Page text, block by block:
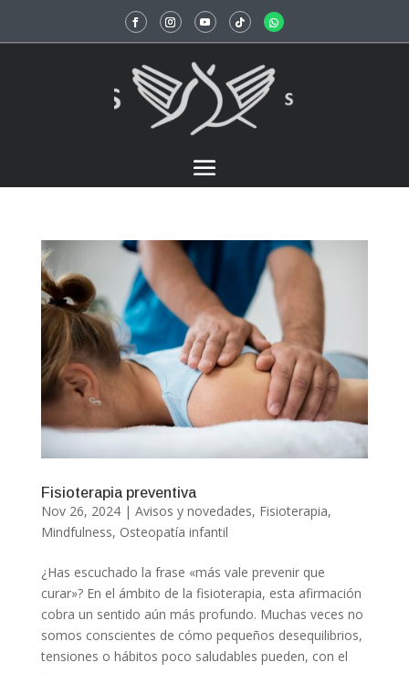
Fisioterapia preventiva
Nov 26, 2024| Avisos y novedades, Fisioterapia,
Mindfulness, Osteopatía infantil
¿Has escuchado la frase «más vale prevenir que
curar»? En el ámbito de la fisioterapia, esta afirmación
cobra un sentido aún más profundo. Muchas veces no
somos conscientes de cómo pequeños desequilibrios,
tensiones o hábitos poco saludables pueden, con el